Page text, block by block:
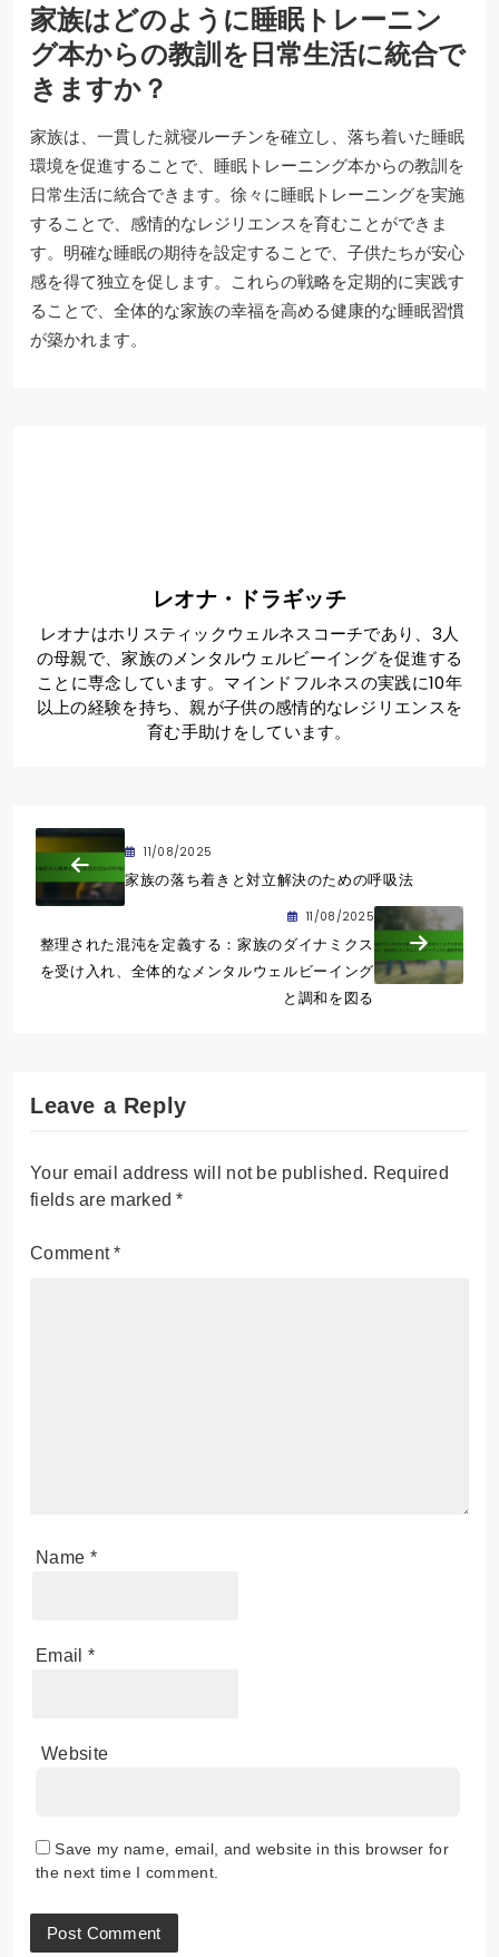
家族はどのように睡眠トレーニン
グ本からの教訓を日常生活に統合で
きますか？
家族は、一貫した就寝ルーチンを確立し、落ち着いた睡眠
環境を促進することで、睡眠トレーニング本からの教訓を
日常生活に統合できます。徐々に睡眠トレーニングを実施
することで、感情的なレジリエンスを育むことができま
す。明確な睡眠の期待を設定することで、子供たちが安心
感を得て独立を促します。これらの戦略を定期的に実践す
ることで、全体的な家族の幸福を高める健康的な睡眠習慣
が築かれます。
レオナ・ドラギッチ
レオナはホリスティックウェルネスコーチであり、3人
の母親で、家族のメンタルウェルビーイングを促進する
ことに専念しています。マインドフルネスの実践に10年
以上の経験を持ち、親が子供の感情的なレジリエンスを
育む手助けをしています。
11/08/2025
家族の落ち着きと対立解決のための呼吸法
11/08/2025
整理された混沌を定義する：家族のダイナミクス
を受け入れ、全体的なメンタルウェルビーイング
と調和を図る
Leave a Reply
Your email address will not be published. Required
fields are marked*
Comment*
Name *
Email *
Website
Save my name, email, and website in this browser for
the next time I comment.